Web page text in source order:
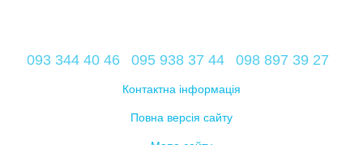
093 344 40 46 095 938 37 44 098 897 39 27
Контактна інформація
Повна версія сайту